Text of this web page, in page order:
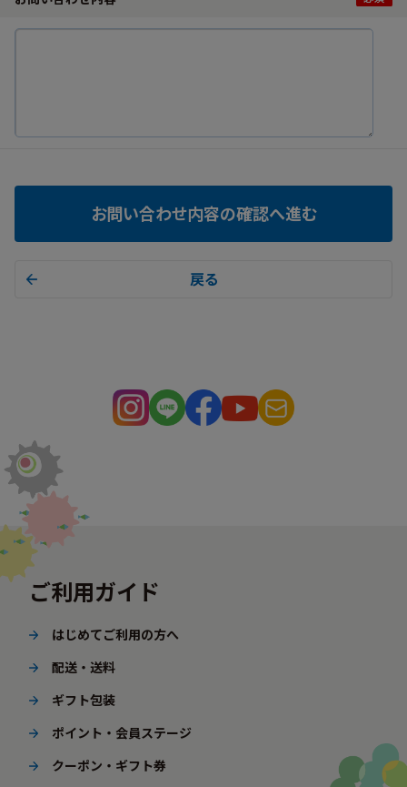
お問い合わせ内容の確認へ進む
戻る
ご利用ガイド
はじめてご利用の方へ
配送・送料
ギフト包装
ポイント・会員ステージ
クーポン・ギフト券